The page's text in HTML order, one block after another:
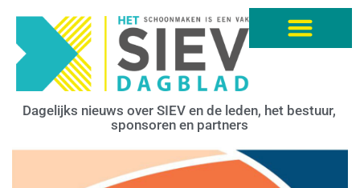
Dagelijks nieuws over SIEV en de leden, het bestuur,
sponsoren en partners